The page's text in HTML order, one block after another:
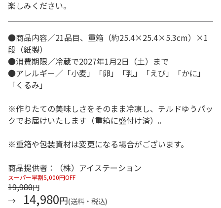
楽しみください。
●商品内容／21品目、重箱（約25.4×25.4×5.3cm）×1
段（紙製）
●消費期限／冷蔵で2027年1月2日（土）まで
●アレルギー／「小麦」「卵」「乳」「えび」「かに」
「くるみ」
※作りたての美味しさをそのまま冷凍し、チルドゆうパッ
クでお届けいたします（重箱に盛付け済）。
※重箱や包装資材は変更になる場合がございます。
商品提供者：（株）アイステーション
スーパー早割5,000円OFF
19,980円
14,980円(送料・税込)